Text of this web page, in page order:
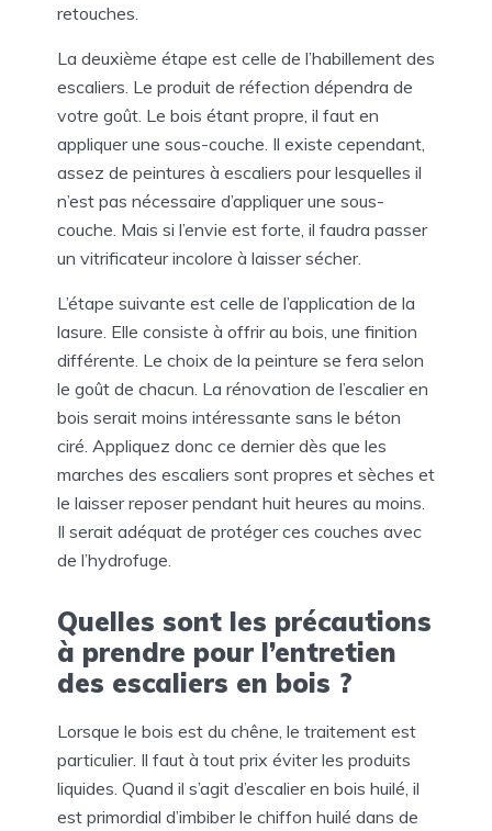
retouches.
La deuxième étape est celle de l’habillement des
escaliers. Le produit de réfection dépendra de
votre goût. Le bois étant propre, il faut en
appliquer une sous-couche. Il existe cependant,
assez de peintures à escaliers pour lesquelles il
n’est pas nécessaire d’appliquer une sous-
couche. Mais si l’envie est forte, il faudra passer
un vitrificateur incolore à laisser sécher.
L’étape suivante est celle de l’application de la
lasure. Elle consiste à offrir au bois, une finition
différente. Le choix de la peinture se fera selon
le goût de chacun. La rénovation de l’escalier en
bois serait moins intéressante sans le béton
ciré. Appliquez donc ce dernier dès que les
marches des escaliers sont propres et sèches et
le laisser reposer pendant huit heures au moins.
Il serait adéquat de protéger ces couches avec
de l’hydrofuge.
Quelles sont les précautions
à prendre pour l’entretien
des escaliers en bois ?
Lorsque le bois est du chêne, le traitement est
particulier. Il faut à tout prix éviter les produits
liquides. Quand il s’agit d’escalier en bois huilé, il
est primordial d’imbiber le chiffon huilé dans de